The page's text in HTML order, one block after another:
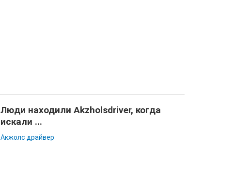
Люди находили Akzholsdriver, когда
искали ...
Акжолс драйвер